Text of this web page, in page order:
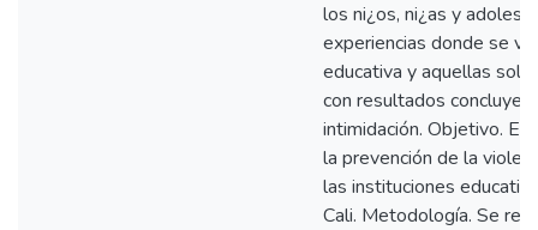
los ni¿os, ni¿as y
experiencias donde se
educativa y aquellas
con resultados
intimidación. Objetivo.
la prevención de la
las instituciones
Cali. Metodología. Se